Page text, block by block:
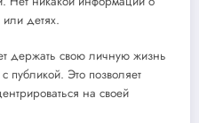
детях.
держать свою личную жизнь
публикой. Это позволяет
на своей